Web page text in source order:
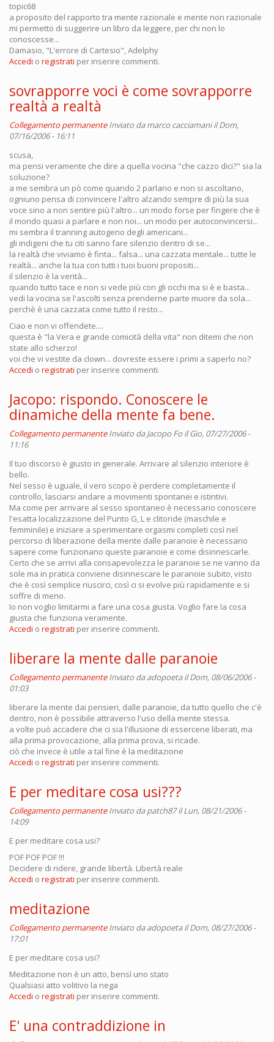
topic68
a proposito del rapporto tra mente razionale e mente non razionale
mi permetto di suggerire un libro da leggere, per chi non lo
conoscesse...
Damasio, "L'errore di Cartesio", Adelphy
Accedi o registrati per inserire commenti.
sovrapporre voci è come sovrapporre
realtà a realtà
Collegamento permanente Inviato damarco cacciamaniil Dom,
07/16/2006 - 16:11
scusa,
ma pensi veramente che dire a quella vocina "che cazzo dici?" sia la
soluzione?
a me sembra un pò come quando 2 parlano e non si ascoltano,
ogniuno pensa di convincere l'altro alzando sempre di più la sua
voce sino a non sentire più l'altro... un modo forse per fingere che è
il mondo quasi a parlare e non noi... un modo per autoconvincersi...
mi sembra il tranning autogeno degli americani...
gli indigeni che tu citi sanno fare silenzio dentro di se...
la realtà che viviamo è finta... falsa... una cazzata mentale... tutte le
realtà... anche la tua con tutti i tuoi buoni propositi...
il silenzio è la verità...
quando tutto tace e non si vede più con gli occhi ma si è e basta...
vedi la vocina se l'ascolti senza prenderne parte muore da sola...
perchè è una cazzata come tutto il resto...
Ciao e non vi offendete....
questa è "la Vera e grande comicità della vita" non ditemi che non
state allo scherzo!
voi che vi vestite da clown... dovreste essere i primi a saperlo no?
Accedi o registrati per inserire commenti.
Jacopo: rispondo. Conoscere le
dinamiche della mente fa bene.
Collegamento permanente Inviato daJacopo Fo il Gio, 07/27/2006 -
11:16
Il tuo discorso è giusto in generale. Arrivare al silenzio interiore è
bello.
Nel sesso è uguale, il vero scopo è perdere completamente il
controllo, lasciarsi andare a movimenti spontanei e istintivi.
Ma come per arrivare al sesso spontaneo è necessario conoscere
l'esatta localizzazione del Punto G, L e clitoride (maschile e
femminile) e iniziare a sperimentare orgasmi completi così nel
percorso di liberazione della mente dalle paranoie è necessario
sapere come funzionano queste paranoie e come disinnescarle.
Certo che se arrivi alla consapevolezza le paranoie se ne vanno da
sole ma in pratica conviene disinnescare le paranoie subito, visto
che è così semplice riuscirci, così ci si evolve più rapidamente e si
soffre di meno.
Io non voglio limitarmi a fare una cosa giusta. Voglio fare la cosa
giusta che funziona veramente.
Accedi o registrati per inserire commenti.
liberare la mente dalle paranoie
Collegamento permanente Inviato daadopoetail Dom, 08/06/2006 -
01:03
liberare la mente dai pensieri, dalle paranoie, da tutto quello che c'è
dentro, non è possibile attraverso l'uso della mente stessa.
a volte può accadere che ci sia l'illusione di essercene liberati, ma
alla prima provocazione, alla prima prova, si ricade.
ciò che invece è utile a tal fine è la meditazione
Accedi o registrati per inserire commenti.
E per meditare cosa usi???
Collegamento permanente Inviato dapatch87il Lun, 08/21/2006 -
14:09
E per meditare cosa usi?
POF POF POF !!!
Decidere di ridere, grande libertà. Libertà reale
Accedi o registrati per inserire commenti.
meditazione
Collegamento permanente Inviato daadopoetail Dom, 08/27/2006 -
17:01
E per meditare cosa usi?
Meditazione non è un atto, bensì uno stato
Qualsiasi atto volitivo la nega
Accedi o registrati per inserire commenti.
E' una contraddizione in